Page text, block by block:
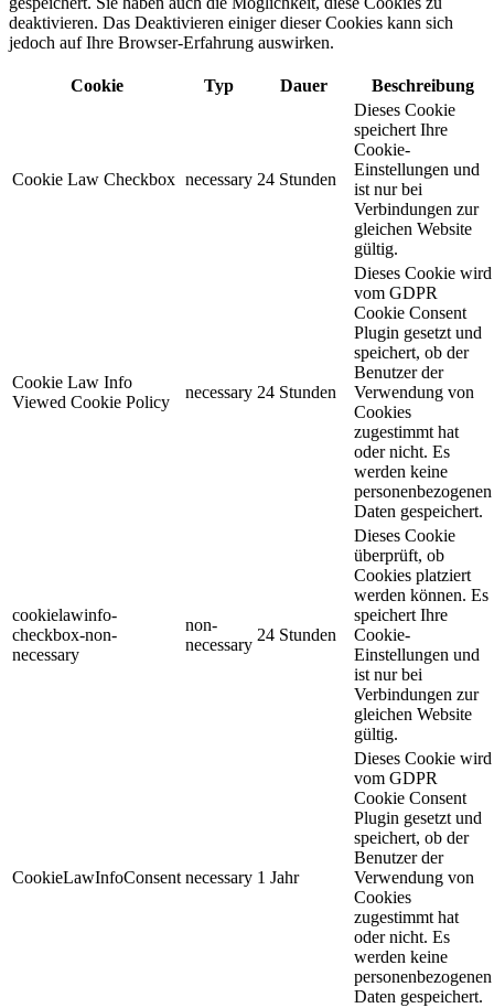
deaktivieren. Das Deaktivieren einiger dieser Cookies kann sich
jedoch auf Ihre Browser-Erfahrung auswirken.
Cookie Typ Dauer Beschreibung
Cookie Law Checkbox necessary 24 Stunden
Dieses Cookie
speichert Ihre
Cookie-
Einstellungen und
ist nur bei
Verbindungen zur
gleichen Website
gültig.
Cookie Law Info
Viewed Cookie Policy
necessary 24 Stunden
Dieses Cookie wird
vom GDPR
Cookie Consent
Plugin gesetzt und
speichert, ob der
Benutzer der
Verwendung von
Cookies
zugestimmt hat
oder nicht. Es
werden keine
personenbezogenen
Daten gespeichert.
cookielawinfo-
checkbox-non-
necessary
non-
necessary
24 Stunden
Dieses Cookie
überprüft, ob
Cookies platziert
werden können. Es
speichert Ihre
Cookie-
Einstellungen und
ist nur bei
Verbindungen zur
gleichen Website
gültig.
CookieLawInfoConsent necessary 1 Jahr
Dieses Cookie wird
vom GDPR
Cookie Consent
Plugin gesetzt und
speichert, ob der
Benutzer der
Verwendung von
Cookies
zugestimmt hat
oder nicht. Es
werden keine
personenbezogenen
Daten gespeichert.